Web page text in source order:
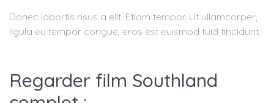
Donec lobortis risus a elit. Etiam tempor. Ut ullamcorper,
ligula eu tempor congue, eros est euismod tuid tincidunt.
Regarder film Southland